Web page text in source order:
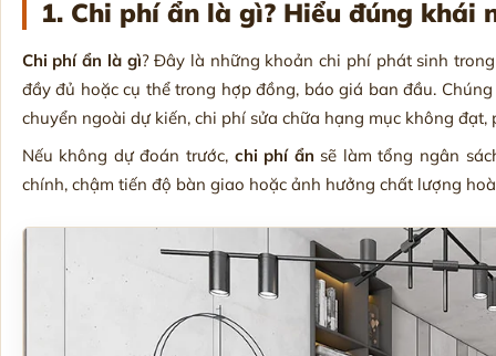
1. Chi phí ẩn là gì? Hiểu đúng khái
Chi phí ẩn là gì? Đây là những khoản chi phí phát sinh
đầy đủ hoặc cụ thể trong hợp đồng, báo giá ban đầu.
chuyển ngoài dự kiến, chi phí sửa chữa hạng mục không
Nếu không dự đoán trước, chi phí ẩn sẽ làm tổng ngân
chính, chậm tiến độ bàn giao hoặc ảnh hưởng chất lượng